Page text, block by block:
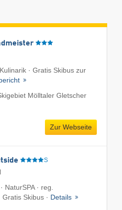
· Gratis Skibus zur
Mölltaler Gletscher
Zur Webseite
S
NaturSPA · reg.
Skibus · Details